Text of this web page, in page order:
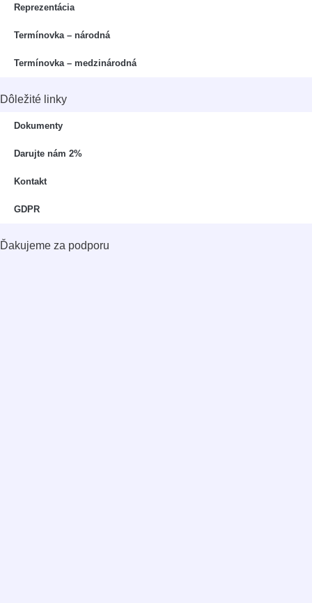
Reprezentácia
Termínovka – národná
Termínovka – medzinárodná
Dôležité linky
Dokumenty
Darujte nám 2%
Kontakt
GDPR
Ďakujeme za podporu